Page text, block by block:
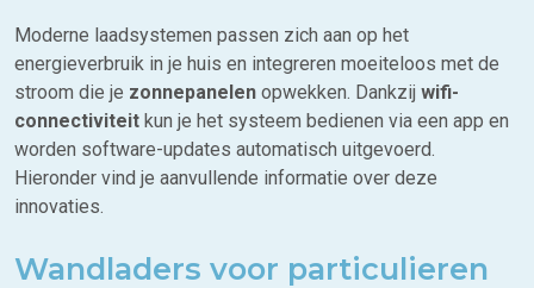
Moderne laadsystemen passen zich aan op het
energieverbruik in je huis en integreren moeiteloos met de
stroom die je zonnepanelen opwekken. Dankzij wifi-
connectiviteit kun je het systeem bedienen via een app en
worden software-updates automatisch uitgevoerd.
Hieronder vind je aanvullende informatie over deze
innovaties.
Wandladers voor particulieren